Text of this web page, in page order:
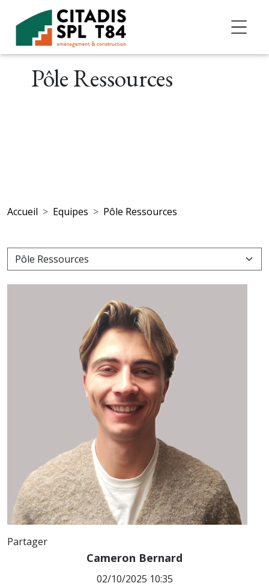
Accéder au contenu
Pôle Ressources
Accueil Equipes Pôle Ressources
Partager
Cameron Bernard
02/10/2025 10:35